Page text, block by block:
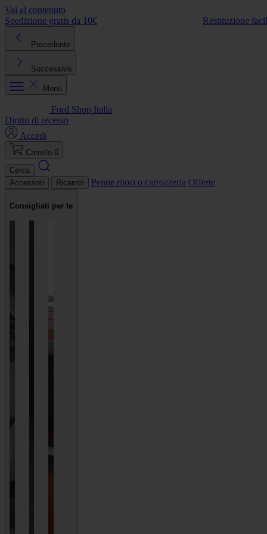
Vai al contenuto
Spedizione gratis da 10€
Restituzione
Precedente
Successivo
Menù
Ford Shop Italia
Diritto di recesso
Accedi
Carrello 0
Cerca
Accessori
Ricambi Penne ritocco carrozzeria Offerte
Consigliati per te